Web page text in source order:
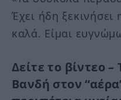
Έχει ήδη
καλά. Είμαι
Δείτε το βίντεο
Βανδή στον